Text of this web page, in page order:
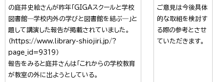
の庭井史絵さんが昨年「GIGAスクールと学校
図書館―学校内外の学びと図書館を結ぶ―」と
題して講演した報告が掲載されていました。
（https://www.library-shiojiri.jp/?
page_id=9319）
報告をみると庭井さんは「これからの学校教育
が教室の外に出ようとしている。
ご意見は今後具体
的な取組を検討す
る際の参考とさせ
ていただきます。